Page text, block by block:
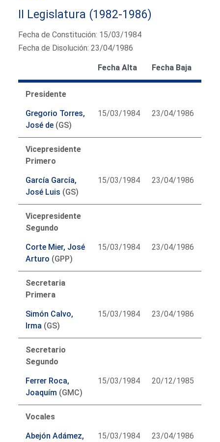
II Legislatura (1982-1986)
Fecha de Constitución: 15/03/1984
Fecha de Disolución: 23/04/1986
Fecha Alta Fecha Baja
Presidente
Gregorio Torres,
José de (GS)
15/03/1984 23/04/1986
Vicepresidente
Primero
García García,
José Luis (GS)
15/03/1984 23/04/1986
Vicepresidente
Segundo
Corte Mier, José
Arturo (GPP)
15/03/1984 23/04/1986
Secretaria
Primera
Simón Calvo,
Irma (GS)
15/03/1984 23/04/1986
Secretario
Segundo
Ferrer Roca,
Joaquím (GMC)
15/03/1984 20/12/1985
Vocales
Abejón Adámez,
15/03/1984 23/04/1986